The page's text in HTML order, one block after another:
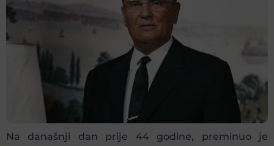
Na današnji dan prije 44 godine, preminuo je